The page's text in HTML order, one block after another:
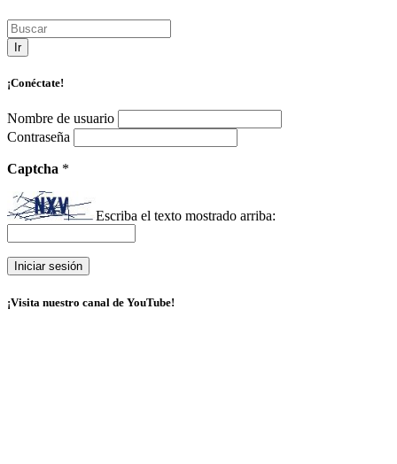
Ir
¡Conéctate!
Nombre de usuario
Contraseña
Captcha *
Escriba el texto mostrado arriba:
¡Visita nuestro canal de YouTube!